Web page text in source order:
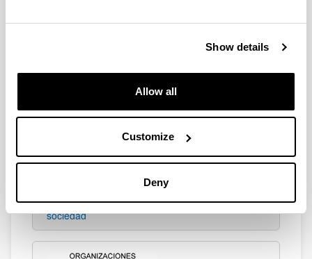
Show details
Allow all
Customize
Deny
Medición del Valor Social para la Sostenibilidad
Summer course (2017)
Optimización de la compra pública para la
sociedad